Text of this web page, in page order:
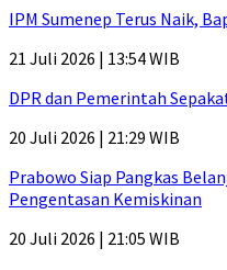
IPM Sumenep Terus Naik,
21 Juli 2026 | 13:54 WIB
DPR dan Pemerintah
20 Juli 2026 | 21:29 WIB
Prabowo Siap Pangkas
Pengentasan Kemiskinan
20 Juli 2026 | 21:05 WIB